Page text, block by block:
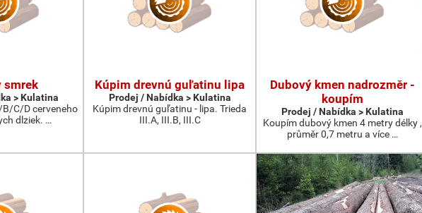
smrek
> Kulatina
C/D cerveneho
dlziek. …
Kúpim drevnú guľatinu lipa
Prodej / Nabídka > Kulatina
Kúpim drevnú guľatinu - lipa. Trieda
III.A, III.B, III.C
Dubový kmen nadrozměr -
koupím
Prodej / Nabídka > Kulatina
Koupím dubový kmen 4 metry délky ,
průměr 0,7 metru a více …